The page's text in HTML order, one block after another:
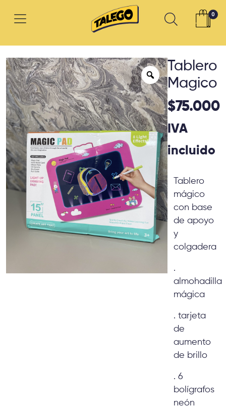
0
Tablero
Magico
$75.000
IVA
incluido
Tablero
mágico
con base
de apoyo
y
colgadera
.
almohadilla
mágica
. tarjeta
de
aumento
de brillo
. 6
bolígrafos
neón